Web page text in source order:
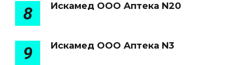
8 Искамед ООО Аптека N20
9 Искамед ООО Аптека N3